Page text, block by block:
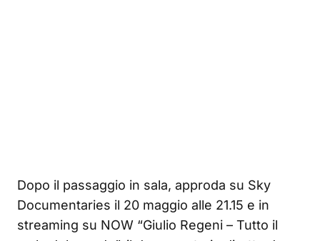
Dopo il passaggio in sala, approda su Sky
Documentaries il 20 maggio alle 21.15 e in
streaming su NOW “Giulio Regeni – Tutto il